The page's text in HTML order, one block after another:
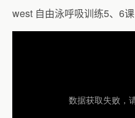
west 自由泳呼吸训练5、6课